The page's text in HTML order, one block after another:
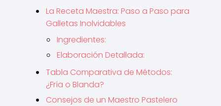
La Receta Maestra: Paso a Paso para
Galletas Inolvidables
Ingredientes:
Elaboración Detallada:
Tabla Comparativa de Métodos:
¿Fría o Blanda?
Consejos de un Maestro Pastelero